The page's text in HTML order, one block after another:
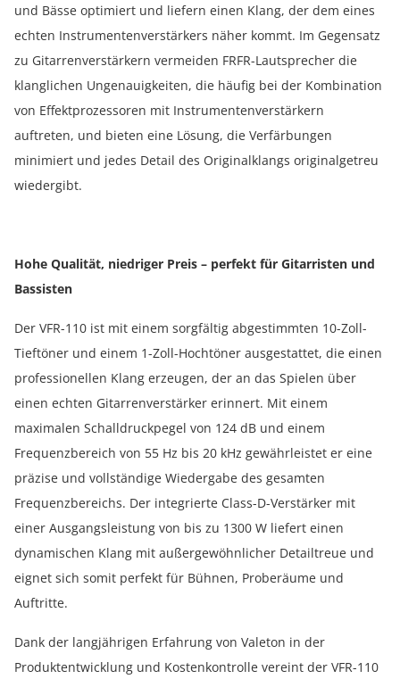
und Bässe optimiert und liefern einen Klang, der dem eines
echten Instrumentenverstärkers näher kommt. Im Gegensatz
zu Gitarrenverstärkern vermeiden FRFR-Lautsprecher die
klanglichen Ungenauigkeiten, die häufig bei der Kombination
von Effektprozessoren mit Instrumentenverstärkern
auftreten, und bieten eine Lösung, die Verfärbungen
minimiert und jedes Detail des Originalklangs originalgetreu
wiedergibt.
Hohe Qualität, niedriger Preis – perfekt für Gitarristen und
Bassisten
Der VFR-110 ist mit einem sorgfältig abgestimmten 10-Zoll-
Tieftöner und einem 1-Zoll-Hochtöner ausgestattet, die einen
professionellen Klang erzeugen, der an das Spielen über
einen echten Gitarrenverstärker erinnert. Mit einem
maximalen Schalldruckpegel von 124 dB und einem
Frequenzbereich von 55 Hz bis 20 kHz gewährleistet er eine
präzise und vollständige Wiedergabe des gesamten
Frequenzbereichs. Der integrierte Class-D-Verstärker mit
einer Ausgangsleistung von bis zu 1300 W liefert einen
dynamischen Klang mit außergewöhnlicher Detailtreue und
eignet sich somit perfekt für Bühnen, Proberäume und
Auftritte.
Dank der langjährigen Erfahrung von Valeton in der
Produktentwicklung und Kostenkontrolle vereint der VFR-110